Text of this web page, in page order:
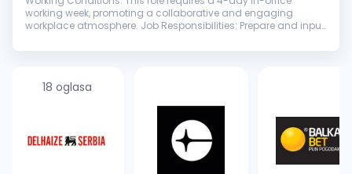
working week, promoting a collaborative and engaging
workplace atmosphere. Job Responsibilities: Prepare and input
including footnotes...
18 oglasa